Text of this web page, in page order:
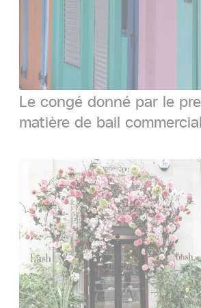
Le congé donné par le
matière de bail commercial